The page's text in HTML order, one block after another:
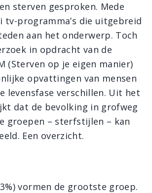
sterven gesproken. Mede
tv-programma’s die uitgebreid
aan het onderwerp. Toch
in opdracht van de
(Sterven op je eigen manier)
opvattingen van mensen
levensfase verschillen. Uit het
dat de bevolking in grofweg
groepen – sterfstijlen – kan
Een overzicht.
vormen de grootste groep.